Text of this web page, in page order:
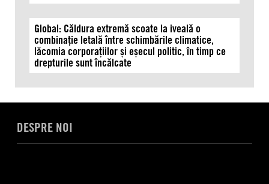
Global: Căldura extremă scoate la iveală o
combinație letală între schimbările climatice,
lăcomia corporațiilor și eșecul politic, în timp ce
drepturile sunt încălcate
DESPRE NOI